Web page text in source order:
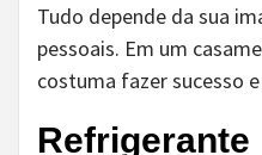
Tudo depende da sua
pessoais. Em um
costuma fazer sucesso
Refrigerante